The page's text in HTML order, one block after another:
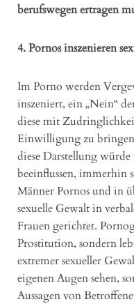
berufswegen ertragen
4. Pornos inszenieren
Im Porno werden
inszeniert, ein „Nein“
diese mit
Einwilligung zu
diese Darstellung
beeinflussen, immerhin
Männer Pornos und in
sexuelle Gewalt in
Frauen gerichtet.
Prostitution, sondern
extremer sexueller
eigenen Augen sehen,
Aussagen von